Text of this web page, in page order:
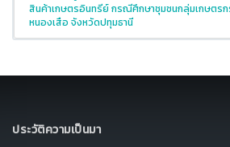
สินค้าเกษตรอินทรีย์ กรณีศึกษาชุมชนกลุ่มเกษตรก
หนองเสือ จังหวัดปทุมธานี
ประวัติความเป็นมา